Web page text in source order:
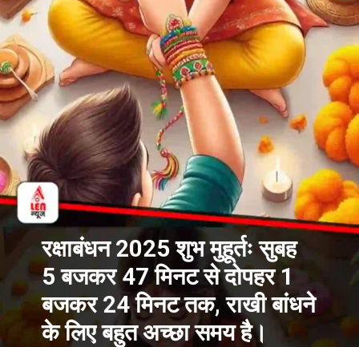
रक्षाबंधन 2025 शुभ मुहूर्तः सुबह
5 बजकर 47 मिनट से दोपहर 1
बजकर 24 मिनट तक, राखी बांधने
के लिए बहुत अच्छा समय है।